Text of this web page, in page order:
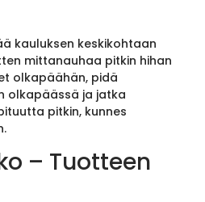
kauluksen keskikohtaan
mittanauhaa pitkin hihan
olkapäähän, pidä
olkapäässä ja jatka
pitkin, kunnes
– Tuotteen